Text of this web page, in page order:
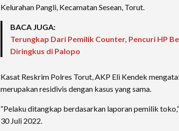
Kelurahan Pangli, Kecamatan Sesean, Torut.
BACA JUGA:
Terungkap Dari Pemilik Counter, Pencuri HP
Diringkus di Palopo
Kasat Reskrim Polres Torut, AKP Eli Kendek
merupakan residivis dengan kasus yang sama.
“Pelaku ditangkap berdasarkan laporan pemilik
30 Juli 2022.